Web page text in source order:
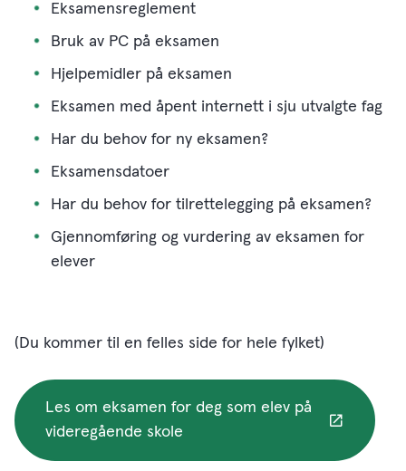
Eksamensreglement
Bruk av PC på eksamen
Hjelpemidler på eksamen
Eksamen med åpent internett i sju utvalgte fag
Har du behov for ny eksamen?
Eksamensdatoer
Har du behov for tilrettelegging på eksamen?
Gjennomføring og vurdering av eksamen for
elever
(Du kommer til en felles side for hele fylket)
Les om eksamen for deg som elev på
videregående skole